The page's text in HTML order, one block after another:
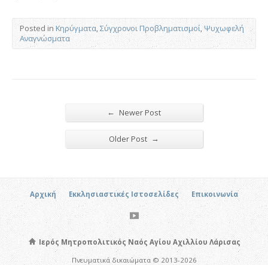
Posted in Κηρύγματα,Σύγχρονοι Προβληματισμοί,Ψυχωφελή
Αναγνώσματα
← Newer Post
Older Post →
Αρχική Εκκλησιαστικές Ιστοσελίδες Επικοινωνία
Ιερός Μητροπολιτικός Ναός Αγίου Αχιλλίου Λάρισας
Πνευματικά δικαιώματα © 2013-2026